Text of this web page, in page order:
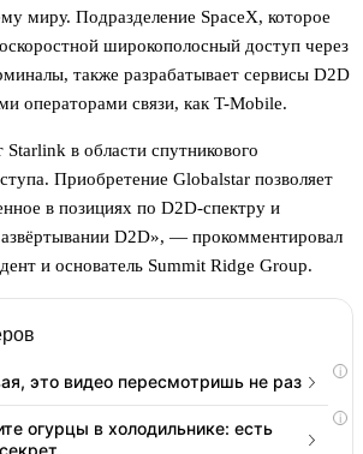
миру. Подразделение SpaceX, которое
широкополосный доступ через
также разрабатывает сервисы D2D
операторами связи, как T-Mobile.
Starlink в области спутникового
Приобретение Globalstar позволяет
в позициях по D2D-спектру и
D2D», — прокомментировал
и основатель Summit Ridge Group.
i
это видео пересмотришь не раз
i
огурцы в холодильнике: есть